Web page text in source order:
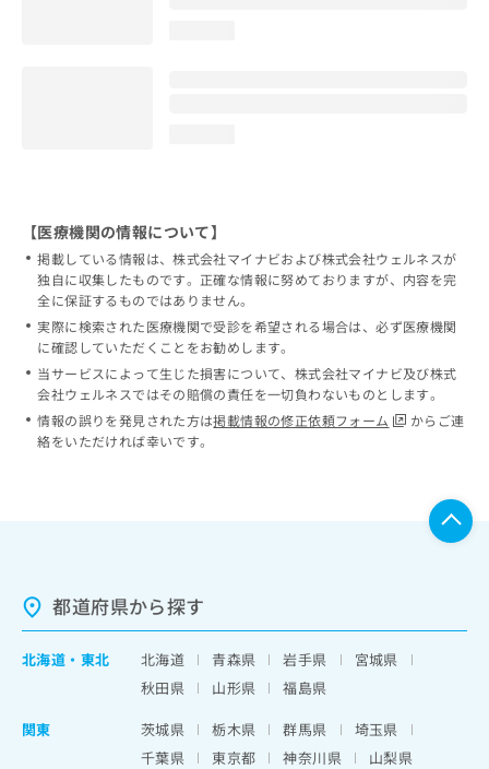
【医療機関の情報について】
掲載している情報は、株式会社マイナビおよび株式会社ウェルネスが
独自に収集したものです。正確な情報に努めておりますが、内容を完
全に保証するものではありません。
実際に検索された医療機関で受診を希望される場合は、必ず医療機関
に確認していただくことをお勧めします。
当サービスによって生じた損害について、株式会社マイナビ及び株式
会社ウェルネスではその賠償の責任を一切負わないものとします。
情報の誤りを発見された方は掲載情報の修正依頼フォーム
からご連
絡をいただければ幸いです。
都道府県から探す
北海道 ・ 東北 北海道 青森県 岩手県
宮城県
秋田県
山形県
福島県
関東
茨城県 栃木県 群馬県
埼玉県
千葉県
東京都 神奈川県
山梨県